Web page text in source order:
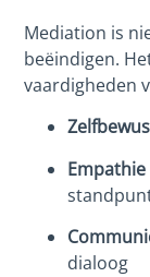
Mediation is
beëindigen.
vaardigheden
Empathie
dialoog